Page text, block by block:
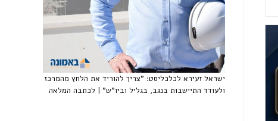
ישראל זעירא לכלכליסט: "צריך להוריד את הלחץ מהמרכז
ולעודד התיישבות בנגב, בגליל וביו"ש" | לכתבה המלאה